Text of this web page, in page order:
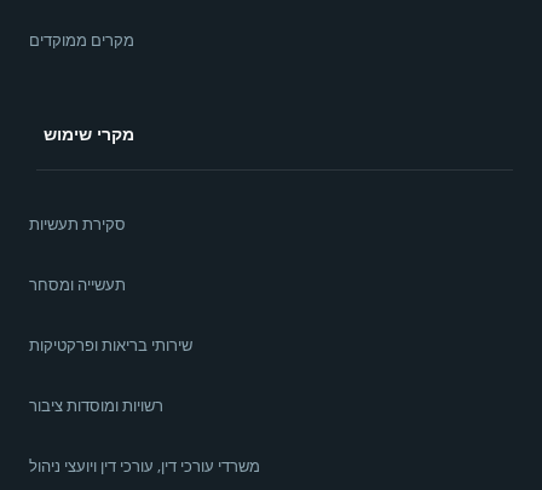
מקרים ממוקדים
מקרי שימוש
סקירת תעשיות
תעשייה ומסחר
שירותי בריאות ופרקטיקות
רשויות ומוסדות ציבור
משרדי עורכי דין, עורכי דין ויועצי ניהול